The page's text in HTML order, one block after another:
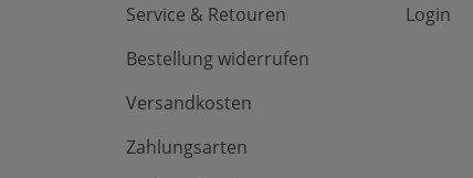
Service & Retouren
Bestellung widerrufen
Versandkosten
Zahlungsarten
Login